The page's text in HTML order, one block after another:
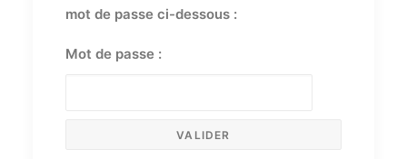
mot de passe ci-dessous :
Mot de passe :